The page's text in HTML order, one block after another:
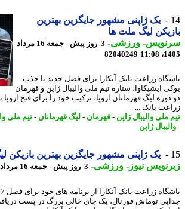
یک ژاپنی مشهور جایگزین بهترین
لیگ ملت ها
-ورزشی-
3 روز پیش - جمعه 16 مرداد
82040249
زراعت بانک آنکارا برای فصل جدید با جذب
ایشیکاوا، ستاره تیم ملی والیبال ژاپن و قهرمان
لیگ قهرمانان اروپا، ترکیب خود را برای فتح اروپا
بانک ...
ملی والیبال ژاپن- قهرمان -لیگ قهرمانان-تیم ملی
ژاپن
یک ژاپنی مشهور جایگزین بهترین بازیکن لیگ
نیوز-ورزشی-3 روز پیش - جمعه 16 مرداد 1405، 11:07
توماش فورنال، یک جای خالی بزرگ در پست دریافت